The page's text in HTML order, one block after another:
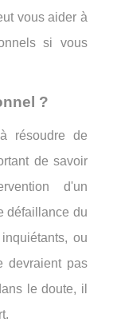
vous aider à
si vous
?
résoudre de
de savoir
d'un
défaillance du
ou
devraient pas
le doute, il